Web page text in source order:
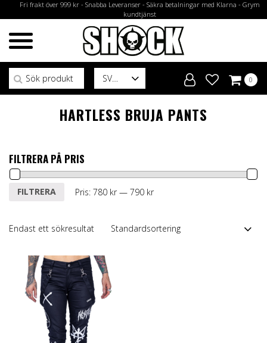
Fri frakt över 999 kr - Snabba Leveranser - Säkra betalningar med Klarna - Grym
kundtjänst
SV
Sök efter:
0
HARTLESS BRUJA PANTS
FILTRERA PÅ PRIS
Min
MaxFILTRERA Pris: 780 kr— 790 kr
Endast ett sökresultat